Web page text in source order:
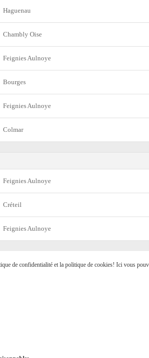
Haguenau
Chambly Oise
Feignies Aulnoye
Bourges
Feignies Aulnoye
Colmar
Feignies Aulnoye
Créteil
Feignies Aulnoye
de confidentialité et la politique de cookies! Ici vous